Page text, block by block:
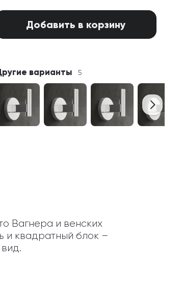
Добавить в корзину
варианты 5
Вагнера и венских
и квадратный блок –